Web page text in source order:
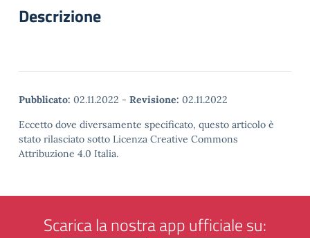
Descrizione
Pubblicato: 02.11.2022 - Revisione: 02.11.2022
Eccetto dove diversamente specificato, questo articolo è
stato rilasciato sotto Licenza Creative Commons
Attribuzione 4.0 Italia.
Scarica la nostra app ufficiale su: